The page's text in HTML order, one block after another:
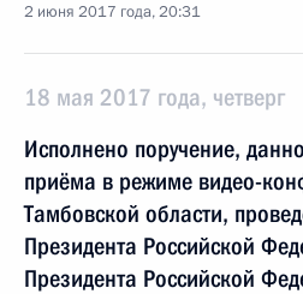
2 июня 2017 года, 20:31
18 мая 2017 года, четверг
Исполнено поручение,
приёма в режиме видео-
Тамбовской области,
Президента Российской
Президента Российской